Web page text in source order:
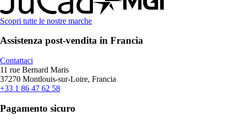
Scopri tutte le nostre marche
Assistenza post-vendita in Francia
Contattaci
11 rue Bernard Maris
37270 Montlouis-sur-Loire, Francia
+33 1 86 47 62 58
Pagamento sicuro